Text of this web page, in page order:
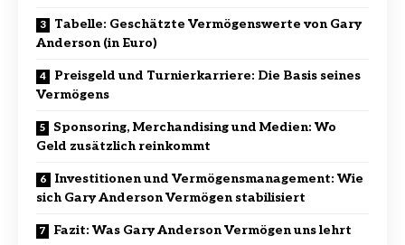
Tabelle: Geschätzte Vermögenswerte von Gary
Anderson (in Euro)
Preisgeld und Turnierkarriere: Die Basis seines
Vermögens
Sponsoring, Merchandising und Medien: Wo
Geld zusätzlich reinkommt
Investitionen und Vermögensmanagement: Wie
sich Gary Anderson Vermögen stabilisiert
Fazit: Was Gary Anderson Vermögen uns lehrt